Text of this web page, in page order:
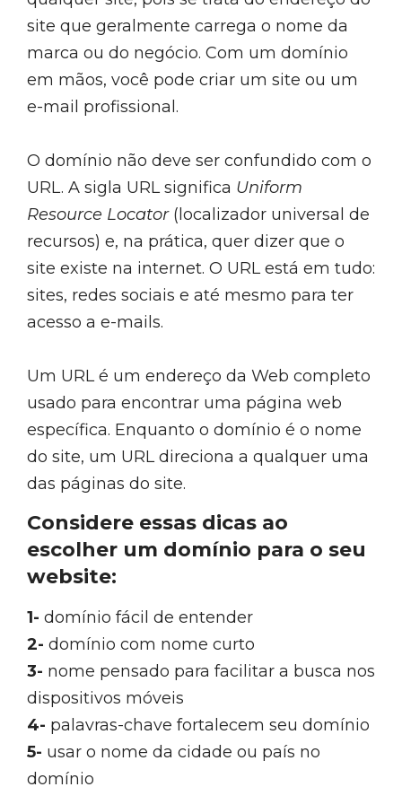
site que geralmente carrega o nome da
marca ou do negócio. Com um domínio
em mãos, você pode criar um site ou um
e-mail profissional.
O domínio não deve ser confundido com o
URL. A sigla URL significa Uniform
Resource Locator(localizador universal de
recursos) e, na prática, quer dizer que o
site existe na internet. O URL está em tudo:
sites, redes sociais e até mesmo para ter
acesso a e-mails.
Um URL é um endereço da Web completo
usado para encontrar uma página web
específica. Enquanto o domínio é o nome
do site, um URL direciona a qualquer uma
das páginas do site.
Considere essas dicas ao
escolher um domínio para o seu
website:
1- domínio fácil de entender
2- domínio com nome curto
3- nome pensado para facilitar a busca nos
dispositivos móveis
4- palavras-chave fortalecem seu domínio
5- usar o nome da cidade ou país no
domínio